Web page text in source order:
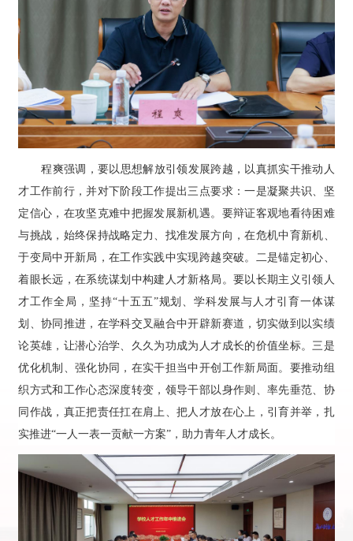
程爽强调，要以思想解放引领发展跨越，以真抓实干推动人
才工作前行，并对下阶段工作提出三点要求：一是凝聚共识、坚
定信心，在攻坚克难中把握发展新机遇。要辩证客观地看待困难
与挑战，始终保持战略定力、找准发展方向，在危机中育新机、
于变局中开新局，在工作实践中实现跨越突破。二是锚定初心、
着眼长远，在系统谋划中构建人才新格局。要以长期主义引领人
才工作全局，坚持“十五五”规划、学科发展与人才引育一体谋
划、协同推进，在学科交叉融合中开辟新赛道，切实做到以实绩
论英雄，让潜心治学、久久为功成为人才成长的价值坐标。三是
优化机制、强化协同，在实干担当中开创工作新局面。要推动组
织方式和工作心态深度转变，领导干部以身作则、率先垂范、协
同作战，真正把责任扛在肩上、把人才放在心上，引育并举，扎
实推进“一人一表一贡献一方案”，助力青年人才成长。